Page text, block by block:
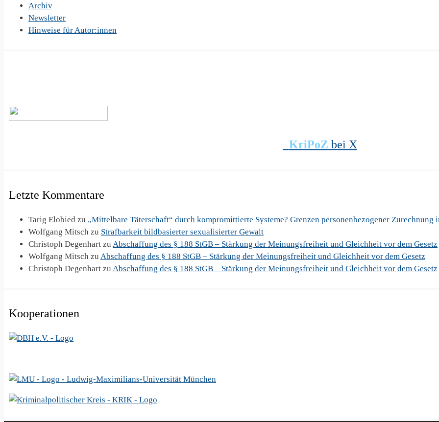
Archiv
Newsletter
Hinweise für Autor:innen
KriPoZ bei X
Letzte Kommentare
Tarig Elobied zu „Mittelbare Täterschaft“ durch kompromittierte Systeme? Grenzen personenbezogener Zurechnung
Wolfgang Mitsch zu Strafbarkeit bildbasierter sexualisierter Gewalt
Christoph Degenhart zu Abschaffung des § 188 StGB – Stärkung der Meinungsfreiheit und Gleichheit vor dem Gesetz
Wolfgang Mitsch zu Abschaffung des § 188 StGB – Stärkung der Meinungsfreiheit und Gleichheit vor dem Gesetz
Christoph Degenhart zu Abschaffung des § 188 StGB – Stärkung der Meinungsfreiheit und Gleichheit vor dem Gesetz
Kooperationen